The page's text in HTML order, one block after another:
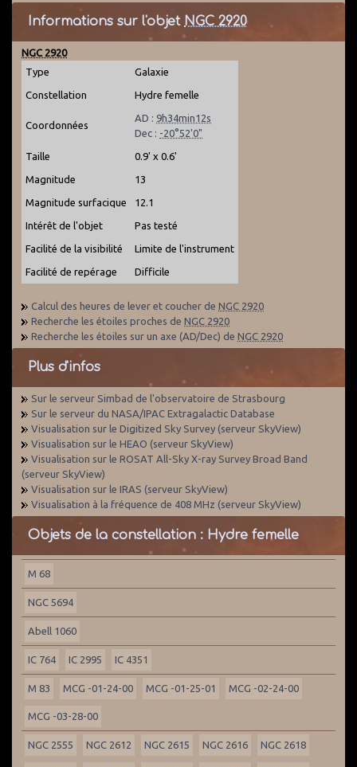
Informations sur l'objet NGC 2920
NGC 2920
Type
Galaxie
Constellation Hydre femelle
Coordonnées
AD : 9h34min12s
Dec : -20°52'0"
Taille 0.9' x 0.6'
Magnitude 13
Magnitude surfacique 12.1
Intérêt de l'objet Pas testé
Facilité de la visibilité Limite de l'instrument
Facilité de repérage Difficile
Calcul des heures de lever et coucher de NGC 2920
Recherche les étoiles proches de NGC 2920
Recherche les étoiles sur un axe (AD/Dec) de NGC 2920
Plus d'infos
Sur le serveur Simbad de l'observatoire de Strasbourg
Sur le serveur du NASA/IPAC Extragalactic Database
Visualisation sur le Digitized Sky Survey (serveur SkyView)
Visualisation sur le HEAO (serveur SkyView)
Visualisation sur le ROSAT All-Sky X-ray Survey Broad Band
(serveur SkyView)
Visualisation sur le IRAS (serveur SkyView)
Visualisation à la fréquence de 408 MHz (serveur SkyView)
Objets de la constellation : Hydre femelle
M 68
NGC 5694
Abell 1060
IC 764 IC 2995 IC 4351
M 83 MCG -01-24-00 MCG -01-25-01 MCG -02-24-00
MCG -03-28-00
NGC 2555 NGC 2612 NGC 2615 NGC 2616 NGC 2618